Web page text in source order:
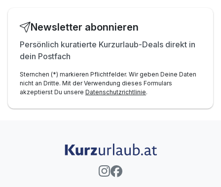
Newsletter abonnieren
Persönlich kuratierte Kurzurlaub-Deals direkt in
dein Postfach
Sternchen (*) markieren Pflichtfelder. Wir geben Deine Daten
nicht an Dritte. Mit der Verwendung dieses Formulars
akzeptierst Du unsere Datenschutzrichtlinie.